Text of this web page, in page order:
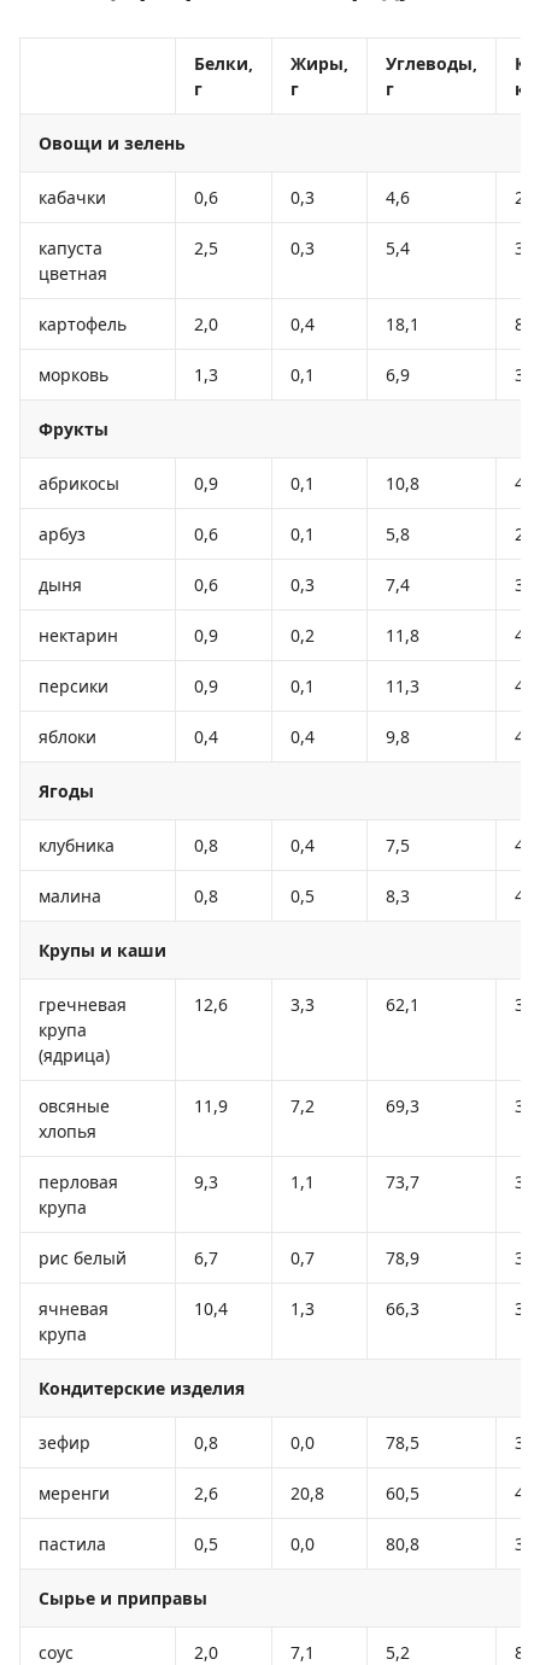
Белки,
г
Жиры,
г
Углеводы,
г
Овощи и зелень
кабачки 0,6 0,3 4,6 24
капуста
цветная
2,5 0,3 5,4 30
картофель 2,0 0,4 18,1 80
морковь 1,3 0,1 6,9 32
Фрукты
абрикосы 0,9 0,1 10,8 41
арбуз 0,6 0,1 5,8 25
дыня 0,6 0,3 7,4 33
нектарин 0,9 0,2 11,8 48
персики 0,9 0,1 11,3 46
яблоки 0,4 0,4 9,8 47
Ягоды
клубника 0,8 0,4 7,5 41
малина 0,8 0,5 8,3 46
Крупы и каши
гречневая
крупа
(ядрица)
12,6 3,3 62,1
овсяные
хлопья
11,9 7,2 69,3
перловая
крупа
9,3 1,1 73,7
рис белый 6,7 0,7 78,9
ячневая
крупа
10,4 1,3 66,3
Кондитерские изделия
зефир 0,8 0,0 78,5
меренги 2,6 20,8 60,5
пастила 0,5 0,0 80,8
Сырье и приправы
соус
2,0 7,1 5,2 84